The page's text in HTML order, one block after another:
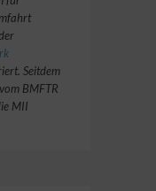
Seitdem
BMFTR
MII